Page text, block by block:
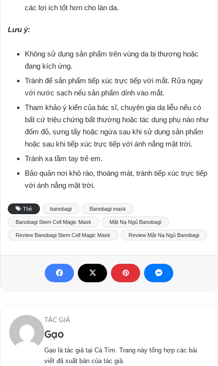
các lợi ích tốt hơn cho làn da.
Lưu ý:
Không sử dụng sản phẩm trên vùng da bị thương hoặc
đang kích ứng.
Tránh để sản phẩm tiếp xúc trực tiếp với mắt. Rửa ngay
với nước sạch nếu sản phẩm dính vào mắt.
Tham khảo ý kiến của bác sĩ, chuyên gia da liễu nếu có
bất cứ triệu chứng bất thường hoặc tác dụng phụ nào như
đốm đỏ, sưng tấy hoặc ngứa sau khi sử dụng sản phẩm
hoặc sau khi tiếp xúc trực tiếp với ánh nắng mặt trời.
Tránh xa tầm tay trẻ em.
Bảo quản nơi khô ráo, thoáng mát, tránh tiếp xúc trực tiếp
với ánh nắng mặt trời.
Thẻ banobagi Banobagi mask
Banobagi Stem Cell Magic Mask Mặt Nạ Ngủ Banobagi
Review Banobagi Stem Cell Magic Mask Review Mặt Nạ Ngủ Banobagi
TÁC GIẢ
Gạo
Gạo là tác giả tại Cà Tím. Trang này tổng hợp các bài
viết đã xuất bản của tác giả.